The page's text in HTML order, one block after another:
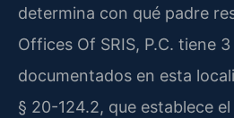
determina con qué padre
Offices Of SRIS, P.C. tiene
documentados en esta
§ 20-124.2, que establece